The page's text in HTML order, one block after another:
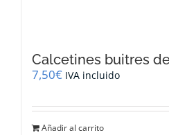
Calcetines buitres
7,50€ IVA incluido
Añadir al carrito